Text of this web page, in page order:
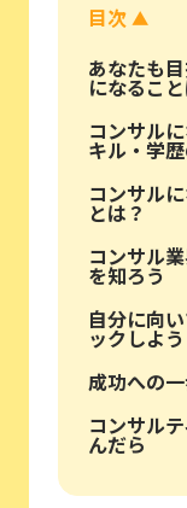
目次 ▲
あなたも
になるこ
コンサル
キル・学
コンサル
とは？
コンサル
を知ろう
自分に向
ックしよう
成功への
コンサル
んだら